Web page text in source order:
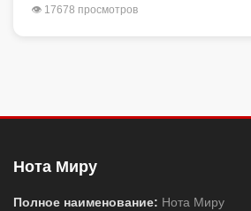
👁 17678 просмотров
Нота Миру
Полное наименование: Нота Миру